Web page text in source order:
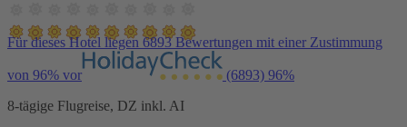
Für dieses Hotel liegen 6893 Bewertungen mit einer Zustimmung
von 96% vor (6893) 96%
8-tägige Flugreise, DZ inkl. AI